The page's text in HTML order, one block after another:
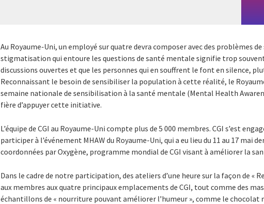
Au Royaume-Uni, un employé sur quatre devra composer avec des problèmes
stigmatisation qui entoure les questions de santé mentale signifie trop
discussions ouvertes et que les personnes qui en souffrent le font en silence,
Reconnaissant le besoin de sensibiliser la population à cette réalité, le
semaine nationale de sensibilisation à la santé mentale (Mental Health
fière d’appuyer cette initiative.
L’équipe de CGI au Royaume-Uni compte plus de 5 000 membres. CGI s’est
participer à l’événement MHAW du Royaume-Uni, qui a eu lieu du 11 au 17 mai
coordonnées par Oxygène, programme mondial de CGI visant à améliorer la
Dans le cadre de notre participation, des ateliers d’une heure sur la façon de «
aux membres aux quatre principaux emplacements de CGI, tout comme des
échantillons de « nourriture pouvant améliorer l’humeur », comme le chocolat